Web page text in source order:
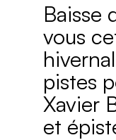
Baisse
vous
pistes
Xavier
et